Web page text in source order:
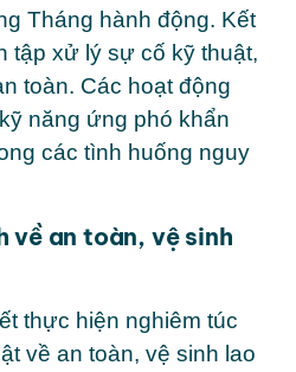
Tháng hành động. Kết
tập xử lý sự cố kỹ thuật,
toàn. Các hoạt động
năng ứng phó khẩn
các tình huống nguy
về an toàn, vệ sinh
thực hiện nghiêm túc
về an toàn, vệ sinh lao